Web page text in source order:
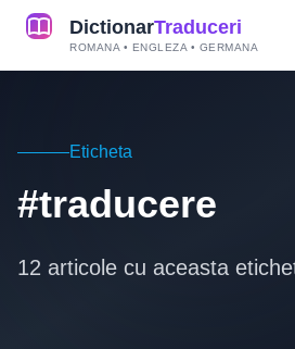
DictionarTraduceri
ROMANA • ENGLEZA • GERMANA
Eticheta
#traducere
12 articole cu aceasta